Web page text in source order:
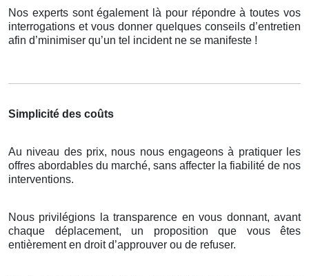
Nos experts sont également là pour répondre à toutes vos
interrogations et vous donner quelques conseils d’entretien
afin d’minimiser qu’un tel incident ne se manifeste !
Simplicité des coûts
Au niveau des prix, nous nous engageons à pratiquer les
offres abordables du marché, sans affecter la fiabilité de nos
interventions.
Nous privilégions la transparence en vous donnant, avant
chaque déplacement, un proposition que vous êtes
entièrement en droit d’approuver ou de refuser.